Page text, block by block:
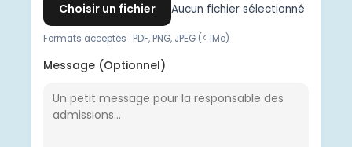
Choisir un fichier
Aucun fichier sélectionné
Formats acceptés : PDF, PNG, JPEG (< 1Mo)
Message (Optionnel)